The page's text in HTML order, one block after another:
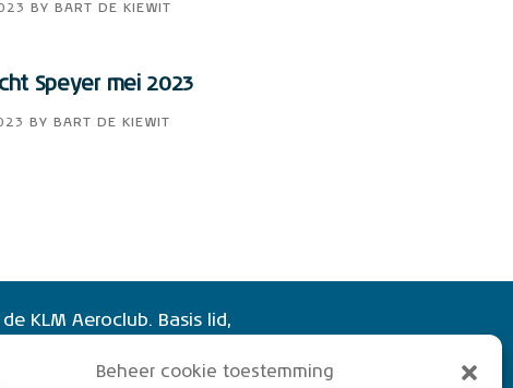
Beheer cookie toestemming
BY BART DE KIEWIT
Speyer mei 2023
BY BART DE KIEWIT
KLM Aeroclub. Basis lid,
of vliegend lid. Ook niet
ers zijn welkom!